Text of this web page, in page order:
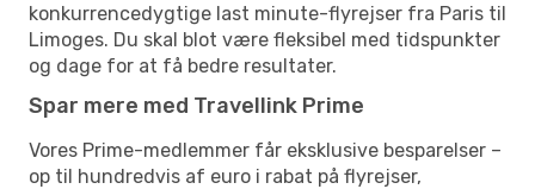
konkurrencedygtige last minute-flyrejser fra Paris til
Limoges. Du skal blot være fleksibel med tidspunkter
og dage for at få bedre resultater.
Spar mere med Travellink Prime
Vores Prime-medlemmer får eksklusive besparelser –
op til hundredvis af euro i rabat på flyrejser,